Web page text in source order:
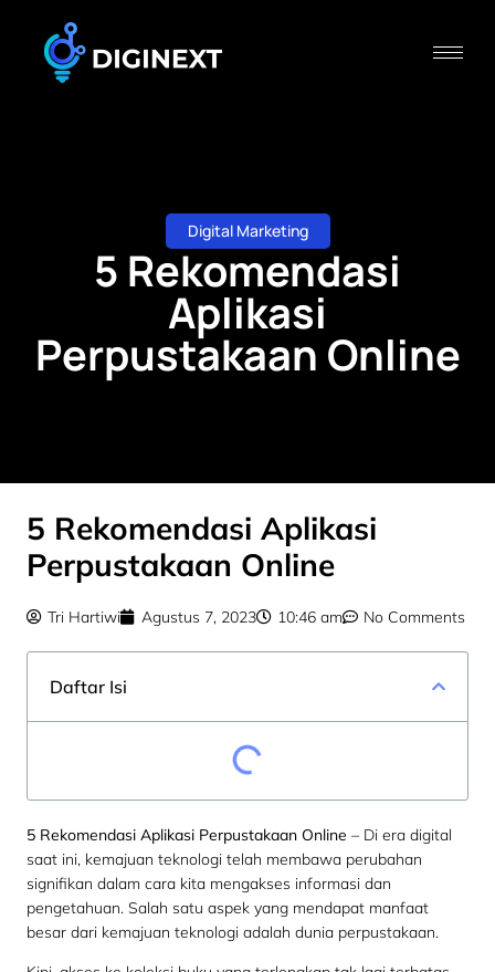
Digital Marketing
5 Rekomendasi
Aplikasi
Perpustakaan Online
5 Rekomendasi Aplikasi
Perpustakaan Online
Tri Hartiwi Agustus 7, 2023 10:46 am No Comments
Daftar Isi
5 Rekomendasi Aplikasi Perpustakaan Online – Di era digital
saat ini, kemajuan teknologi telah membawa perubahan
signifikan dalam cara kita mengakses informasi dan
pengetahuan. Salah satu aspek yang mendapat manfaat
besar dari kemajuan teknologi adalah dunia perpustakaan.